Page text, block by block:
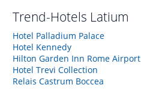
Trend-Hotels Latium
Hotel Palladium Palace
Hotel Kennedy
Hilton Garden Inn Rome Airport
Hotel Trevi Collection
Relais Castrum Boccea